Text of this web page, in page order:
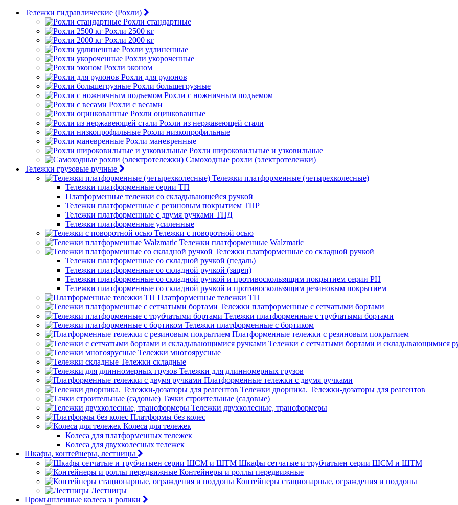
Тележки гидравлические (Рохли)
Рохли стандартные
Рохли 2500 кг
Рохли 2000 кг
Рохли удлиненные
Рохли укороченные
Рохли эконом
Рохли для рулонов
Рохли большегрузные
Рохли с ножничным подъемом
Рохли с весами
Рохли оцинкованные
Рохли из нержавеющей стали
Рохли низкопрофильные
Рохли маневренные
Рохли широковильные и узковильные
Самоходные рохли (электротележки)
Тележки грузовые ручные
Тележки платформенные (четырехколесные)
Тележки платформенные серии ТП
Платформенные тележки со складывающейся ручкой
Тележки платформенные с резиновым покрытием ТПР
Тележки платформенные с двумя ручками ТПД
Тележки платформенные усиленные
Тележки с поворотной осью
Тележки платформенные Walzmatic
Тележки платформенные со складной ручкой
Тележки платформенные со складной ручкой (педаль)
Тележки платформенные со складной ручкой (зацеп)
Тележки платформенные со складной ручкой и противоскользящим покрытием серии PH
Тележки платформенные со складной ручкой и противоскользящим резиновым покрытием
Платформенные тележки ТП
Тележки платформенные с сетчатыми бортами
Тележки платформенные с трубчатыми бортами
Тележки платформенные с бортиком
Платформенные тележки с резиновым покрытием
Тележки с сетчатыми бортами и складывающимися
Тележки многоярусные
Тележки складные
Тележки для длинномерных грузов
Платформенные тележки с двумя ручками
Тележки дворника. Тележки-дозаторы для реагентов
Тачки строительные (садовые)
Тележки двухколесные, трансформеры
Платформы без колес
Колеса для тележек
Колеса для платформенных тележек
Колеса для двухколесных тележек
Шкафы, контейнеры, лестницы
Шкафы сетчатые и трубчатыен серии ШСМ и ШТМ
Контейнеры и роллы передвижные
Контейнеры стационарные, ограждения и поддоны
Лестницы
Промышленные колеса и ролики